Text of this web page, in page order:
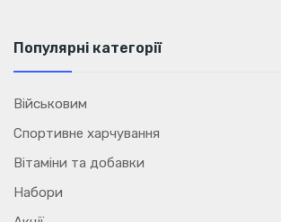
Популярні категорії
Військовим
Спортивне харчування
Вітаміни та добавки
Набори